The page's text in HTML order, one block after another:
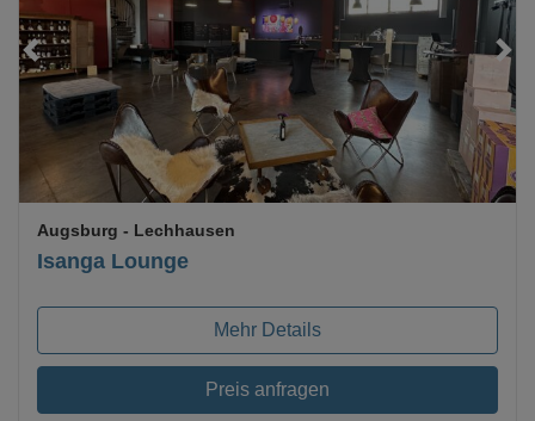
Loading...
Isanga Lounge
Augsburg - Lechhausen
Mehr Details
Preis anfragen